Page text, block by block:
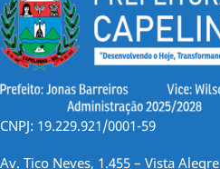
CNPJ: 19.229.921/0001-59
Av. Tico Neves, 1.455 – Vista Alegre